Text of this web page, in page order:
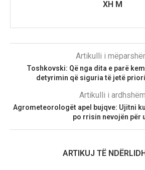
XH M
Artikulli i
Toshkovski: Që nga dita e parë
detyrimin që siguria të jetë
Artikulli i ardhshëm
Agrometeorologët apel bujqve: Ujitni
po rrisin nevojën për
ARTIKUJ TË